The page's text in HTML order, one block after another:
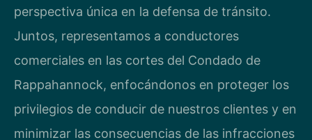
perspectiva única en la defensa de tránsito.
Juntos, representamos a conductores
comerciales en las cortes del Condado de
Rappahannock, enfocándonos en proteger los
privilegios de conducir de nuestros clientes y en
minimizar las consecuencias de las infracciones